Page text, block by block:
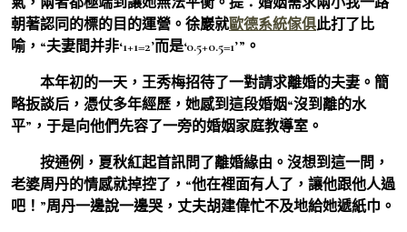
朝著認同的標的目的運營。徐巖就歐德系統傢俱此打了比
喻，“夫妻間并非‘1+1=2’而是‘0.5+0.5=1’”。
本年初的一天，王秀梅招待了一對請求離婚的夫妻。簡
略扳談后，憑仗多年經歷，她感到這段婚姻“沒到離的水
平”，于是向他們先容了一旁的婚姻家庭教導室。
按通例，夏秋紅起首訊問了離婚緣由。沒想到這一問，
老婆周丹的情感就掉控了，“他在裡面有人了，讓他跟他人過
吧！”周丹一邊說一邊哭，丈夫胡建偉忙不及地給她遞紙巾。